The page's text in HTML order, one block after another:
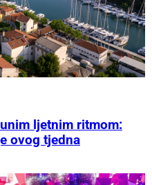
ljetnim ritmom:
ovog tjedna